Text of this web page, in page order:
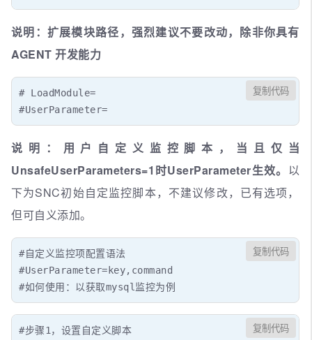
说明：扩展模块路径，强烈建议不要改动，除非你具有
AGENT 开发能力
# LoadModule=
#UserParameter=
复制代码
说明：用户自定义监控脚本，当且仅当
UnsafeUserParameters=1时UserParameter生效。 以
下为SNC初始自定监控脚本，不建议修改，已有选项，
但可自义添加。
#自定义监控项配置语法
#UserParameter=key,command
#如何使用：以获取mysql监控为例
复制代码
#步骤1，设置自定义脚本
复制代码